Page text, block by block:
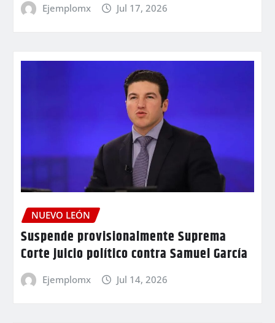
Ejemplomx Jul 17, 2026
NUEVO LEÓN
Suspende provisionalmente Suprema
Corte juicio político contra Samuel García
Ejemplomx Jul 14, 2026